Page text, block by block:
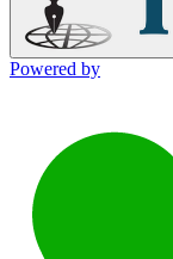
Powered by